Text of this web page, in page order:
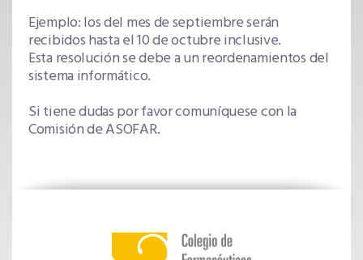
Ejemplo: los del mes de septiembre serán
recibidos hasta el 10 de octubre inclusive.
Esta resolución se debe a un reordenamientos del
sistema informático.
Si tiene dudas por favor comuníquese con la
Comisión de ASOFAR.